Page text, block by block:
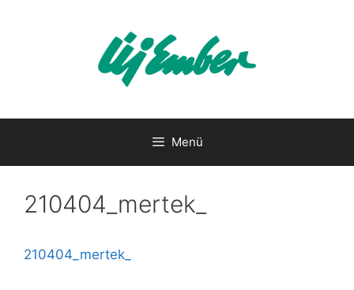
Menü
210404_mertek_
210404_mertek_